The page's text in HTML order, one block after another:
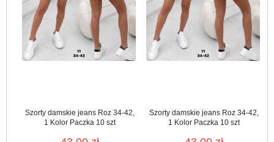
Szorty damskie jeans Roz 34-42,
1 Kolor Paczka 10 szt
Szorty damskie jeans Roz 34-42,
1 Kolor Paczka 10 szt